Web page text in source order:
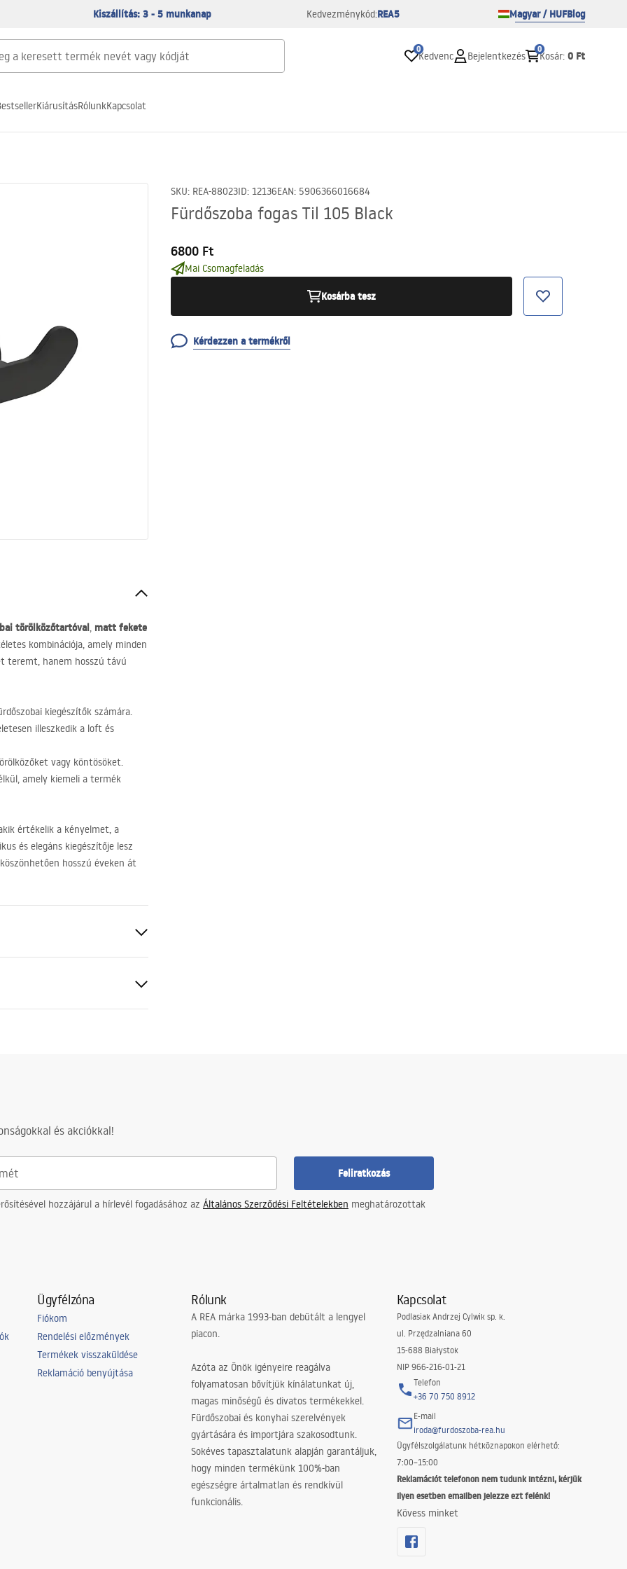
Kiszállítás: 3 - 5 munkanap Kedvezménykód:REA5 Magyar / HUFBlog
0
Kedvenc Bejelentkezés
0
Kosár: 0 Ft
KiárusításRólunkKapcsolat
SKU: REA-88023ID: 12136EAN: 5906366016684
Fürdőszoba fogas Til 105 Black
6800 Ft
Mai Csomagfeladás
Kosárba tesz
Kérdezzen a termékről
törölközőtartóval, matt fekete
kombinációja, amely minden
teremt, hanem hosszú távú
kiegészítők számára.
illeszkedik a loft és
vagy köntösöket.
amely kiemeli a termék
értékelik a kényelmet, a
és elegáns kiegészítője lesz
hosszú éveken át
és akciókkal!
Feliratkozás
hozzájárul a hírlevél fogadásához az Általános Szerződési Feltételekben meghatározottak
Ügyfélzóna
Fiókom
Rendelési előzmények
Termékek visszaküldése
Reklamáció benyújtása
Rólunk
A REA márka 1993-ban debütált a lengyel
piacon.
Azóta az Önök igényeire reagálva
folyamatosan bővítjük kínálatunkat új,
magas minőségű és divatos termékekkel.
Fürdőszobai és konyhai szerelvények
gyártására és importjára szakosodtunk.
Sokéves tapasztalatunk alapján garantáljuk,
hogy minden termékünk 100%-ban
egészségre ártalmatlan és rendkívül
funkcionális.
Kapcsolat
Podlasiak Andrzej Cylwik sp. k.
ul. Przędzalniana 60
15-688 Białystok
NIP 966-216-01-21
Telefon
+36 70 750 8912
E-mail
iroda@furdoszoba-rea.hu
Ügyfélszolgálatunk hétköznapokon elérhető:
7:00–15:00
Reklamációt telefonon nem tudunk intézni, kérjük
ilyen esetben emailben jelezze ezt felénk!
Kövess minket